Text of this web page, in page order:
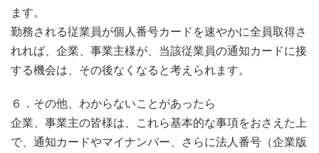
ます。
勤務される従業員が個人番号カードを速やかに全員取得さ
れれば、企業、事業主様が、当該従業員の通知カードに接
する機会は、その後なくなると考えられます。
６．その他、わからないことがあったら
企業、事業主の皆様は、これら基本的な事項をおさえた上
で、通知カードやマイナンバー、さらに法人番号（企業版